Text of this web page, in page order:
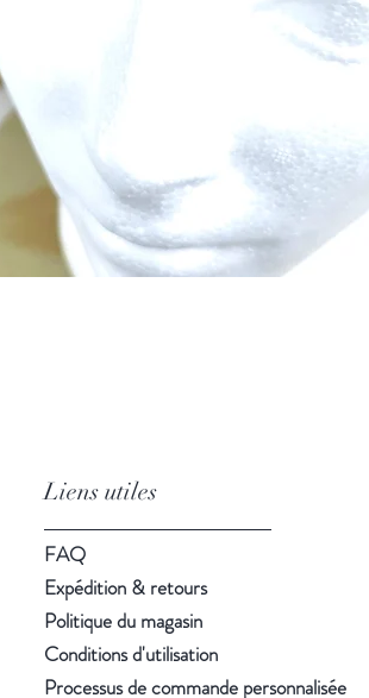
Liens utiles
FAQ
Expédition & retours
Politique du magasin
Conditions d'utilisation
Processus de commande personnalisée